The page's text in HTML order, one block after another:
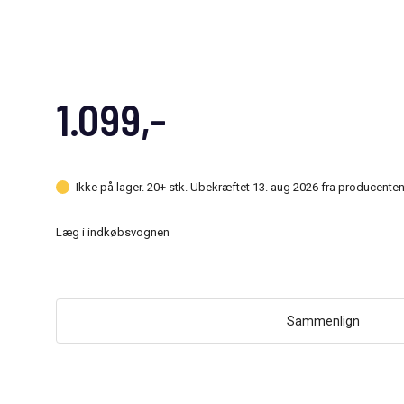
1.099,-
Ikke på lager. 20+ stk. Ubekræftet 13. aug 2026 fra
Læg i indkøbsvognen
Sammenlign